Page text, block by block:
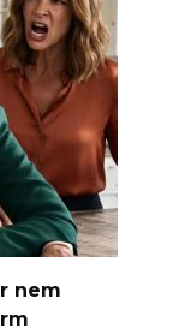
nem